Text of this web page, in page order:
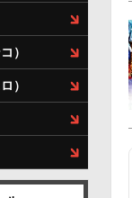
）
）